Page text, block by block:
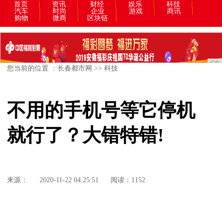
首页 资讯 财经 娱乐
科技
汽车
时尚 企业 游戏
商讯
购物
微商 区块链
广告
您当前的位置 ：长春都市网 >>科技
不用的手机号等它停机
就行了？大错特错!
来源： 2020-11-22 04:25:51 阅读：1152